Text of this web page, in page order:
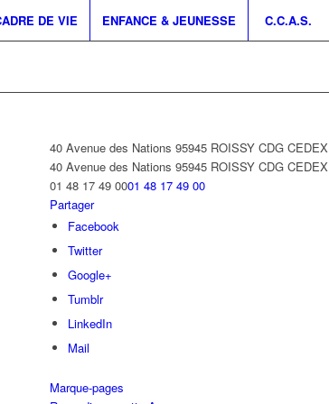
DE VIE ENFANCE & JEUNESSE C.C.A.S.
40 Avenue des Nations 95945 ROISSY CDG CEDEX
40 Avenue des Nations 95945 ROISSY CDG CEDEX
01 48 17 49 0001 48 17 49 00
Partager
Facebook
Twitter
Google+
Tumblr
LinkedIn
Mail
Marque-pages